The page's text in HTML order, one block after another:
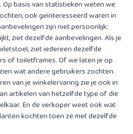
basis van statistieken weten we
ook geïnteresseerd waren in
zijn niet persoonlijk:
ziet dezelfde aanbevelingen. Als je
ziet iedereen dezelfde
of toiletframes. Of we laten je op
wat andere gebruikers zochten.
van je winkelervaring zie je ook in
artikelen van hetzelfde type of die
En de verkoper weet ook wat
kochten toen ze met dezelfde